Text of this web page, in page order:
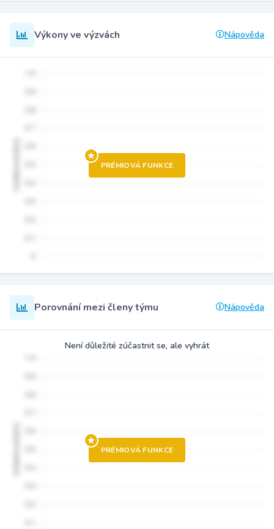
Výkony ve výzvách Nápověda
PRÉMIOVÁ FUNKCE
Porovnání mezi členy týmu Nápověda
Není důležité zúčastnit se, ale vyhrát
PRÉMIOVÁ FUNKCE